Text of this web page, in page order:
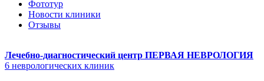
Фототур
Новости клиники
Отзывы
Лечебно-диагностический центр ПЕРВАЯ НЕВРОЛОГИЯ
6 неврологических клиник